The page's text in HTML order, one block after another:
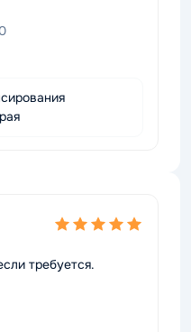
требуется.